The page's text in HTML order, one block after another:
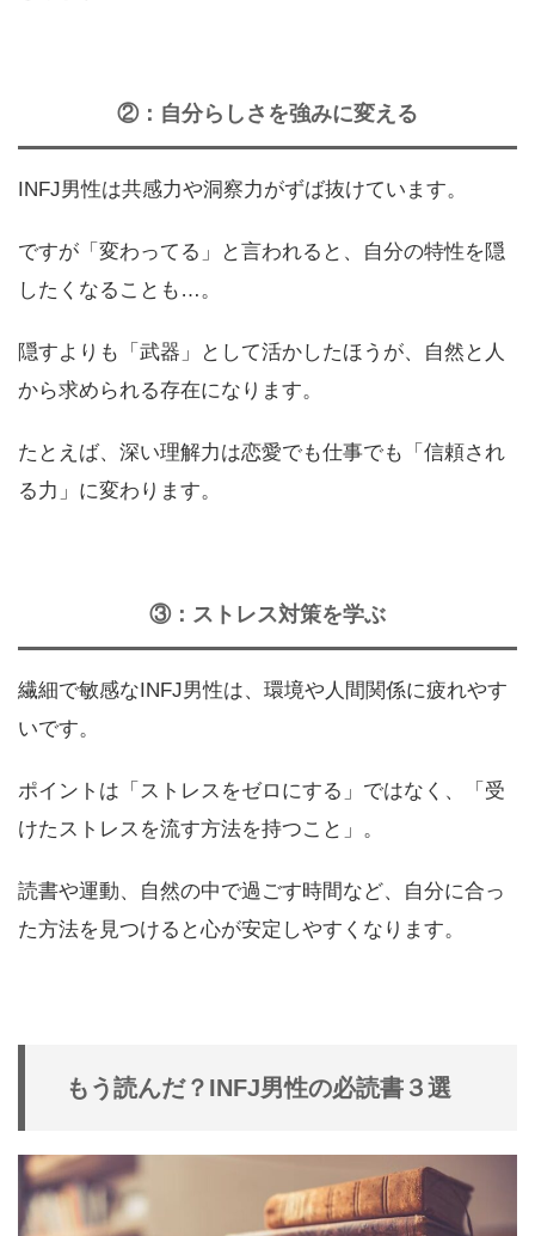
②：自分らしさを強みに変える
INFJ男性は共感力や洞察力がずば抜けています。
ですが「変わってる」と言われると、自分の特性を隠
したくなることも…。
隠すよりも「武器」として活かしたほうが、自然と人
から求められる存在になります。
たとえば、深い理解力は恋愛でも仕事でも「信頼され
る力」に変わります。
③：ストレス対策を学ぶ
繊細で敏感なINFJ男性は、環境や人間関係に疲れやす
いです。
ポイントは「ストレスをゼロにする」ではなく、「受
けたストレスを流す方法を持つこと」。
読書や運動、自然の中で過ごす時間など、自分に合っ
た方法を見つけると心が安定しやすくなります。
もう読んだ？INFJ男性の必読書３選